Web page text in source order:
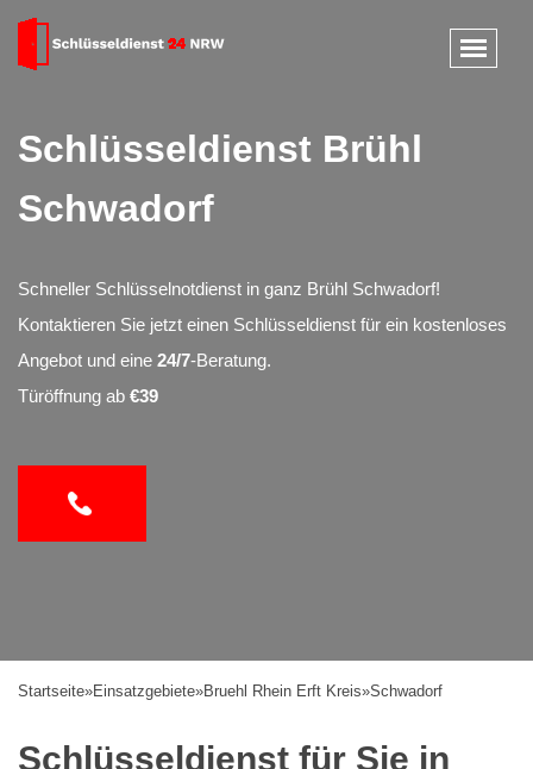
Schlüsseldienst Brühl
Schwadorf
Schneller Schlüsselnotdienst in ganz Brühl Schwadorf!
Kontaktieren Sie jetzt einen Schlüsseldienst für ein kostenloses
Angebot und eine 24/7-Beratung.
Türöffnung ab €39
Startseite»Einsatzgebiete»Bruehl Rhein Erft Kreis»Schwadorf
Schlüsseldienst für Sie in